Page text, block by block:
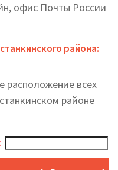
офис Почты России
района:
расположение всех
районе